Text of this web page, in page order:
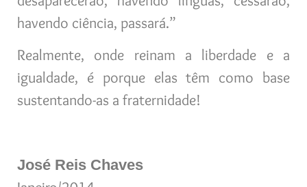
havendo ciência, passará.”
Realmente, onde reinam a liberdade e a
igualdade, é porque elas têm como base
sustentando-as a fraternidade!
José Reis Chaves